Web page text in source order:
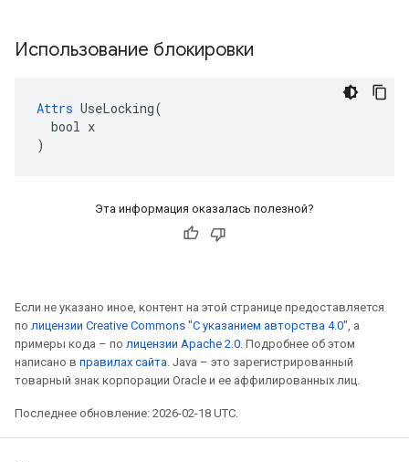
Использование блокировки
Attrs UseLocking(
  bool x
)
Эта информация оказалась полезной?
Если не указано иное, контент на этой странице предоставляется
по лицензии Creative Commons "С указанием авторства 4.0", а
примеры кода – по лицензии Apache 2.0. Подробнее об этом
написано в правилах сайта. Java – это зарегистрированный
товарный знак корпорации Oracle и ее аффилированных лиц.
Последнее обновление: 2026-02-18 UTC.